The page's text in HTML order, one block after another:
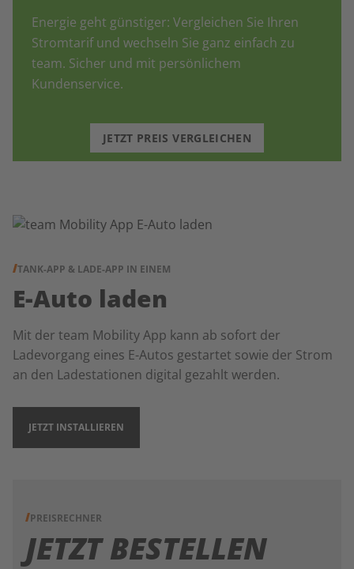
Energie geht günstiger: Vergleichen Sie Ihren
Stromtarif und wechseln Sie ganz einfach zu
team. Sicher und mit persönlichem
Kundenservice.
JETZT PREIS VERGLEICHEN
TANK-APP & LADE-APP IN EINEM
E-Auto laden
Mit der team Mobility App kann ab sofort der
Ladevorgang eines E-Autos gestartet sowie der Strom
an den Ladestationen digital gezahlt werden.
JETZT INSTALLIEREN
PREISRECHNER
JETZT BESTELLEN